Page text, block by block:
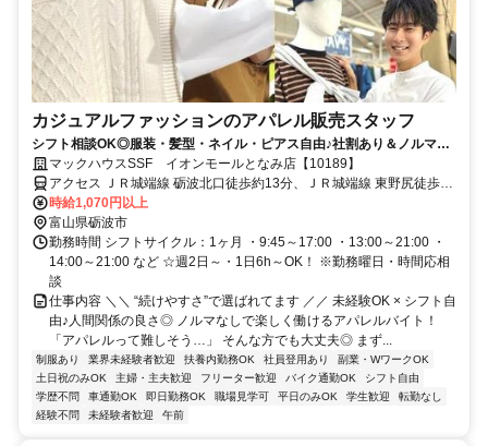
カジュアルファッションのアパレル販売スタッフ
シフト相談OK◎服装・髪型・ネイル・ピアス自由♪社割あり＆ノルマな
しで無理なくなが～く働ける★
マックハウスSSF イオンモールとなみ店【10189】
アクセス ＪＲ城端線 砺波北口徒歩約13分、ＪＲ城端線 東野尻徒歩約
34分、ＪＲ城端線 油田徒歩約35分
時給1,070円以上
富山県砺波市
勤務時間 シフトサイクル：1ヶ月 ・9:45～17:00 ・13:00～21:00 ・
14:00～21:00 など ☆週2日～・1日6h～OK！ ※勤務曜日・時間応相
談
仕事内容 ＼＼ “続けやすさ”で選ばれてます ／／ 未経験OK × シフト自
由♪人間関係の良さ◎ ノルマなしで楽しく働けるアパレルバイト！
「アパレルって難しそう…」 そんな方でも大丈夫◎ まず...
制服あり 業界未経験者歓迎 扶養内勤務OK 社員登用あり
副業・WワークOK
土日祝のみOK
主婦・主夫歓迎 フリーター歓迎 バイク通勤OK
シフト自由
学歴不問
車通勤OK 即日勤務OK 職場見学可 平日のみOK 学生歓迎
転勤なし
経験不問
未経験者歓迎 午前